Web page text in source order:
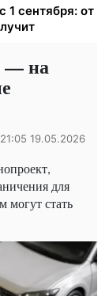
1 сентября: от
— на
21:05 19.05.2026
для
могут стать